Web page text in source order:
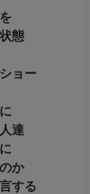
態
ョー
達
か
する